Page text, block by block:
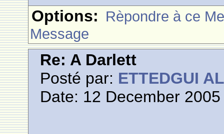
Options: Rèpondre à ce
Message
Re: A Darlett
Posté par: ETTEDGUI
Date: 12 December